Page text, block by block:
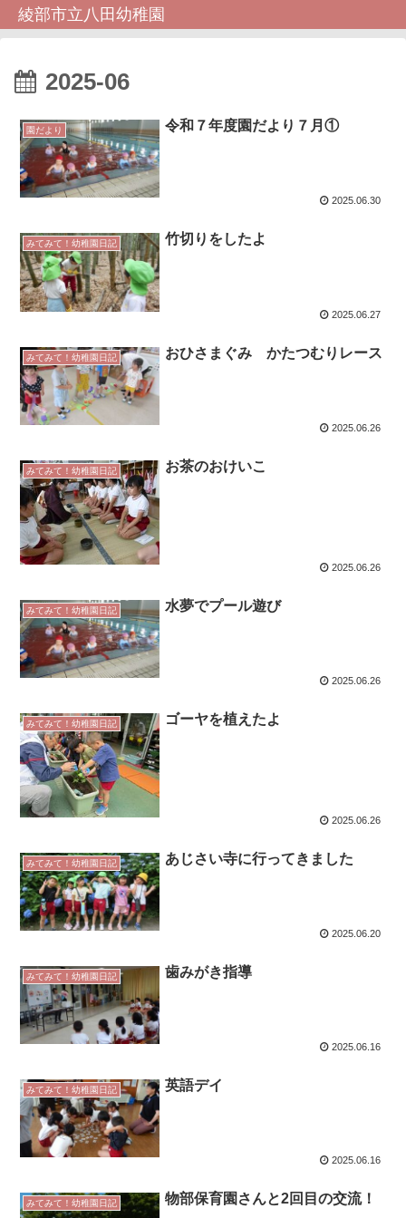
綾部市立八田幼稚園
2025-06
園だより 令和７年度園だより７月①
2025.06.30
みてみて！幼稚園日記 竹切りをしたよ
2025.06.27
みてみて！幼稚園日記 おひさまぐみ かたつむりレース
2025.06.26
みてみて！幼稚園日記 お茶のおけいこ
2025.06.26
みてみて！幼稚園日記 水夢でプール遊び
2025.06.26
みてみて！幼稚園日記 ゴーヤを植えたよ
2025.06.26
みてみて！幼稚園日記 あじさい寺に行ってきました
2025.06.20
みてみて！幼稚園日記 歯みがき指導
2025.06.16
みてみて！幼稚園日記 英語デイ
2025.06.16
みてみて！幼稚園日記 物部保育園さんと2回目の交流！